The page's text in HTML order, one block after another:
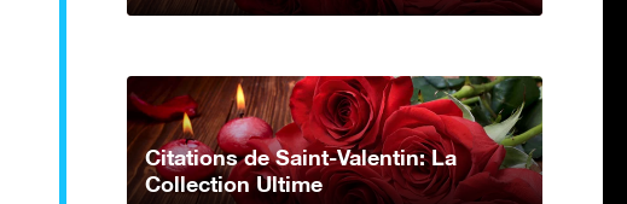
Citations de Saint-Valentin: La
Collection Ultime